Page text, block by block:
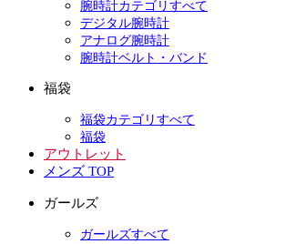
腕時計カテゴリすべて
デジタル腕時計
アナログ腕時計
腕時計ベルト・バンド
福袋
福袋カテゴリすべて
福袋
アウトレット
メンズ TOP
ガールズ
ガールズすべて